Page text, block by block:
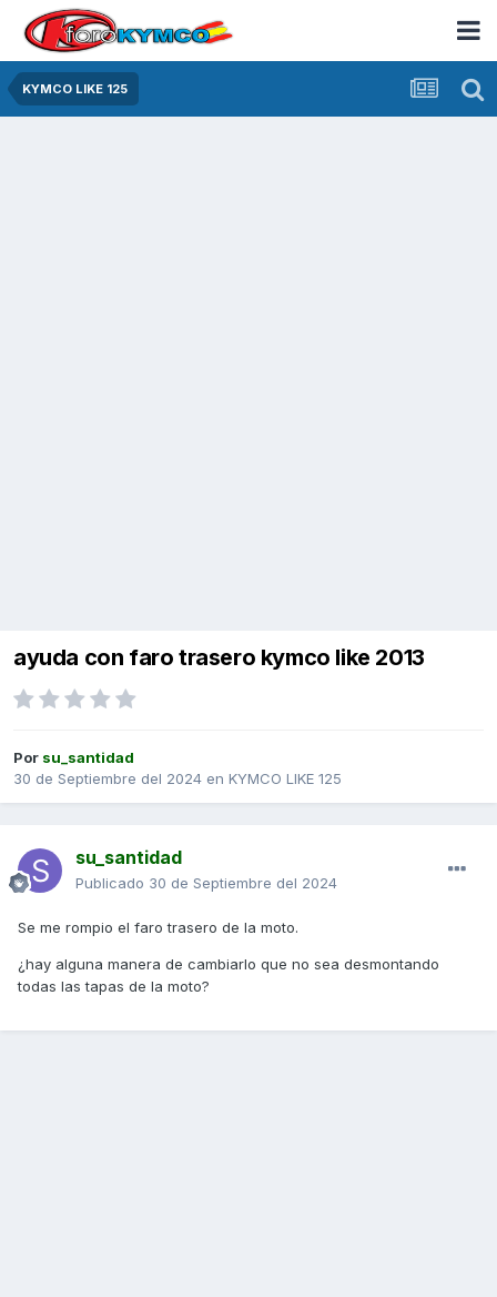
KYMCO LIKE 125
ayuda con faro trasero kymco like 2013
Por su_santidad
30 de Septiembre del 2024 en KYMCO LIKE 125
su_santidad
Publicado 30 de Septiembre del 2024
Se me rompio el faro trasero de la moto.
¿hay alguna manera de cambiarlo que no sea desmontando
todas las tapas de la moto?